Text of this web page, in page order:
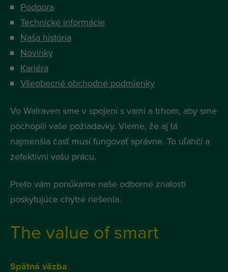
Podpora
Technické informácie
Naša história
Novinky
Kariéra
Všeobecné obchodné podmienky
Vo Walraven sme v spojení s vami a trhom, aby sme
pochopili vaše požiadavky. Vieme, že aj tá
najmenšia časť musí fungovať správne. To uľahčí a
zefektívni vašu prácu.
Preto vám ponúkame naše odborné znalosti
poskytujúce chytré riešenia.
The value of smart
Spätná väzba